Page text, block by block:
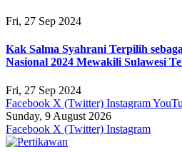
Fri, 27 Sep 2024
Kak Salma Syahrani Terpilih
Nasional 2024 Mewakili Sulawesi
Fri, 27 Sep 2024
Facebook X (Twitter) Instagram
Sunday, 9 August 2026
Facebook X (Twitter) Instagram